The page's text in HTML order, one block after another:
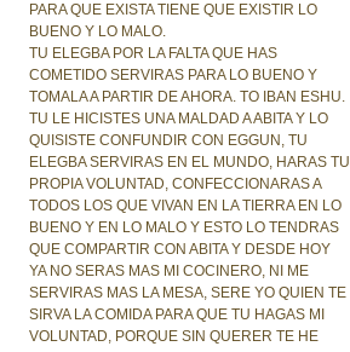
PARA QUE EXISTA TIENE QUE EXISTIR LO
BUENO Y LO MALO.
TU ELEGBA POR LA FALTA QUE HAS
COMETIDO SERVIRAS PARA LO BUENO Y
TOMALA A PARTIR DE AHORA. TO IBAN ESHU.
TU LE HICISTES UNA MALDAD A ABITA Y LO
QUISISTE CONFUNDIR CON EGGUN, TU
ELEGBA SERVIRAS EN EL MUNDO, HARAS TU
PROPIA VOLUNTAD, CONFECCIONARAS A
TODOS LOS QUE VIVAN EN LA TIERRA EN LO
BUENO Y EN LO MALO Y ESTO LO TENDRAS
QUE COMPARTIR CON ABITA Y DESDE HOY
YA NO SERAS MAS MI COCINERO, NI ME
SERVIRAS MAS LA MESA, SERE YO QUIEN TE
SIRVA LA COMIDA PARA QUE TU HAGAS MI
VOLUNTAD, PORQUE SIN QUERER TE HE